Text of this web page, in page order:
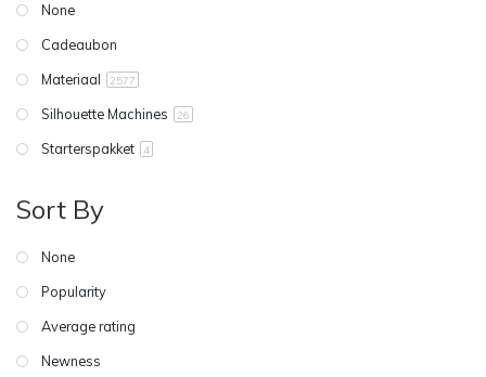
None
Cadeaubon
Materiaal
2577
Silhouette Machines 26
Starterspakket 4
Sort By
None
Popularity
Average rating
Newness